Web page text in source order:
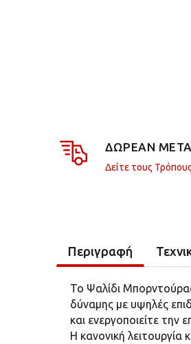
ΔΩΡΕΑΝ
Δείτε τους
Περιγραφή
Το Ψαλίδι
δύναμης με υψηλές
και ενεργοποιείτε την
Η κανονική